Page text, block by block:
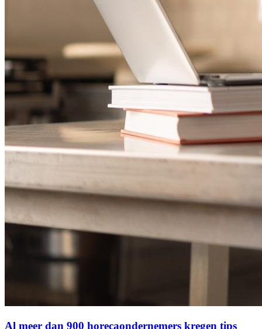
Al meer dan 900 horecaondernemers kregen tips